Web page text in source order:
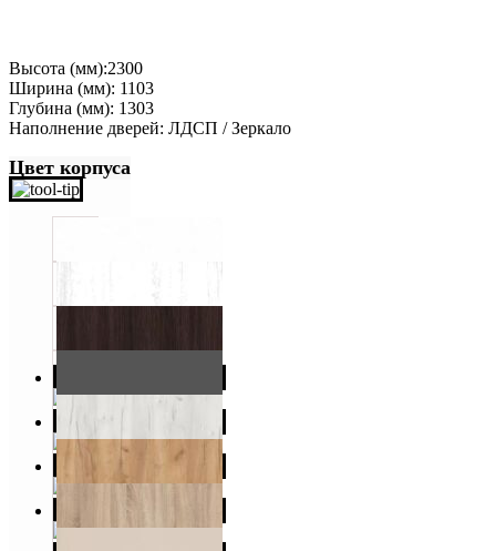
Высота (мм):2300
Ширина (мм): 1103
Глубина (мм): 1303
Наполнение дверей: ЛДСП / Зеркало
Цвет корпуса